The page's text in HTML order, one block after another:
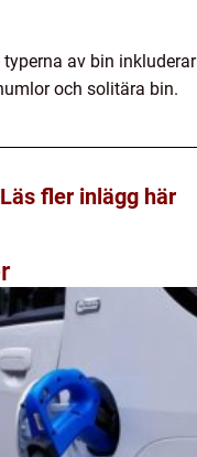
typerna av bin inkluderar
och solitära bin.
Läs fler inlägg här